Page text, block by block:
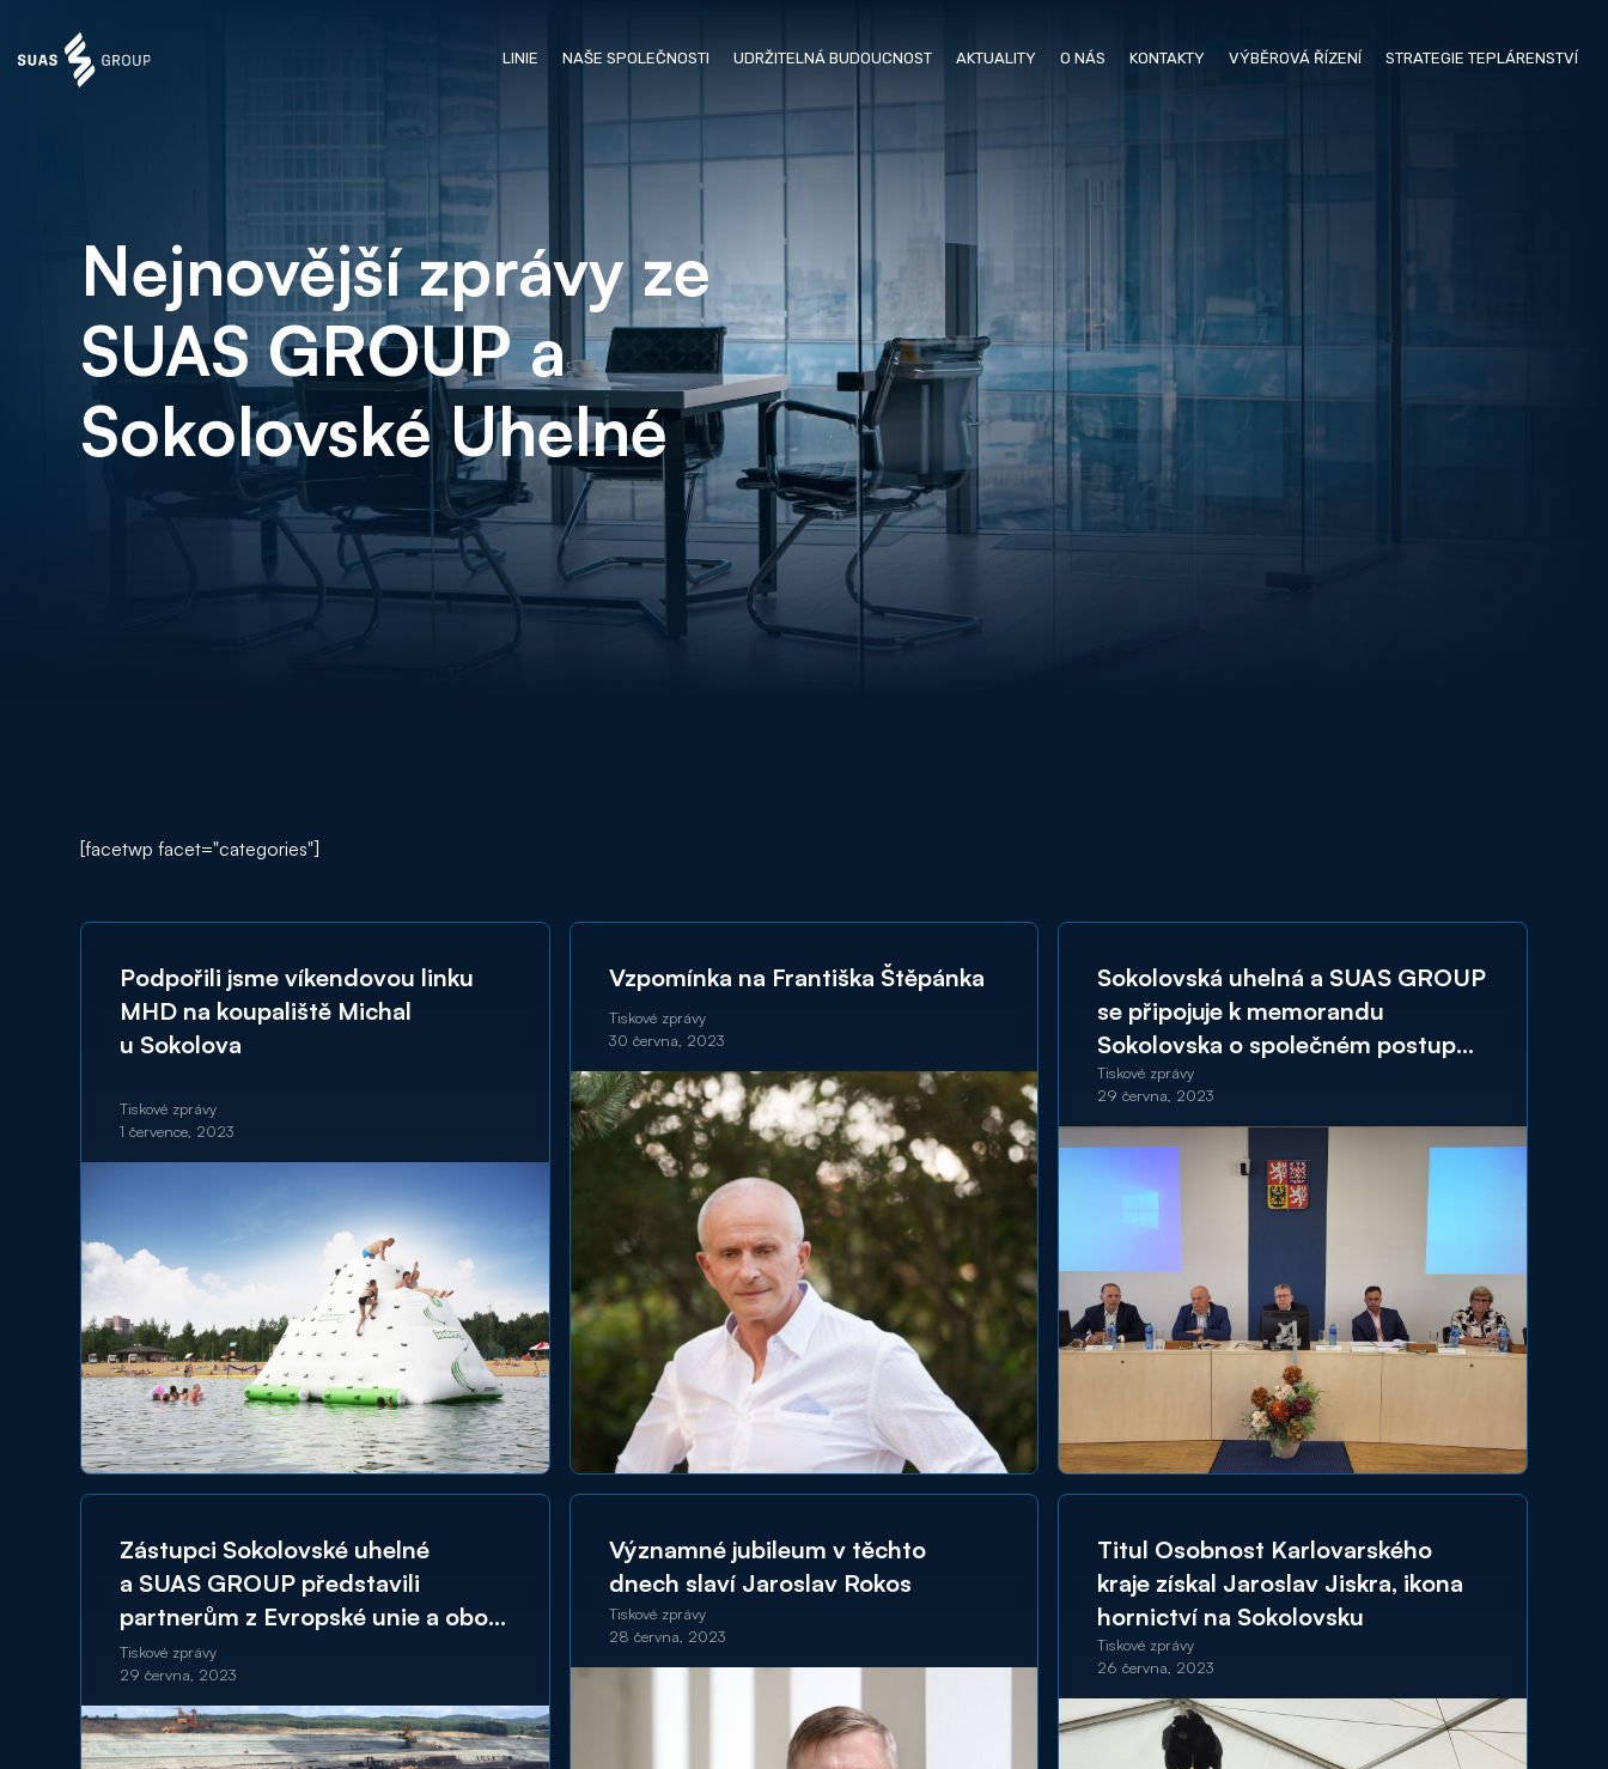
LINIE NAŠE SPOLEČNOSTI UDRŽITELNÁ BUDOUCNOST AKTUALITY O NÁS KONTAKTY VÝBĚROVÁ ŘÍZENÍ STRATEGIE TEPLÁRENSTVÍ
Nejnovější zprávy ze
SUAS GROUP a
Sokolovské Uhelné
[facetwp facet="categories"]
Podpořili jsme víkendovou linku
MHD na koupaliště Michal
u Sokolova
Tiskové zprávy
1 července, 2023
Vzpomínka na Františka Štěpánka
Tiskové zprávy
30 června, 2023
Sokolovská uhelná a SUAS GROUP
se připojuje k memorandu
Sokolovska o společném postupu
při rozvoji území
Tiskové zprávy
29 června, 2023
Zástupci Sokolovské uhelné
a SUAS GROUP představili
partnerům z Evropské unie a obou
komor Parlamentu ČR současnost
energetiky na Sokolovsku
a rozvojové projekty
Tiskové zprávy
29 června, 2023
Významné jubileum v těchto
dnech slaví Jaroslav Rokos
Tiskové zprávy
28 června, 2023
Titul Osobnost Karlovarského
kraje získal Jaroslav Jiskra, ikona
hornictví na Sokolovsku
Tiskové zprávy
26 června, 2023